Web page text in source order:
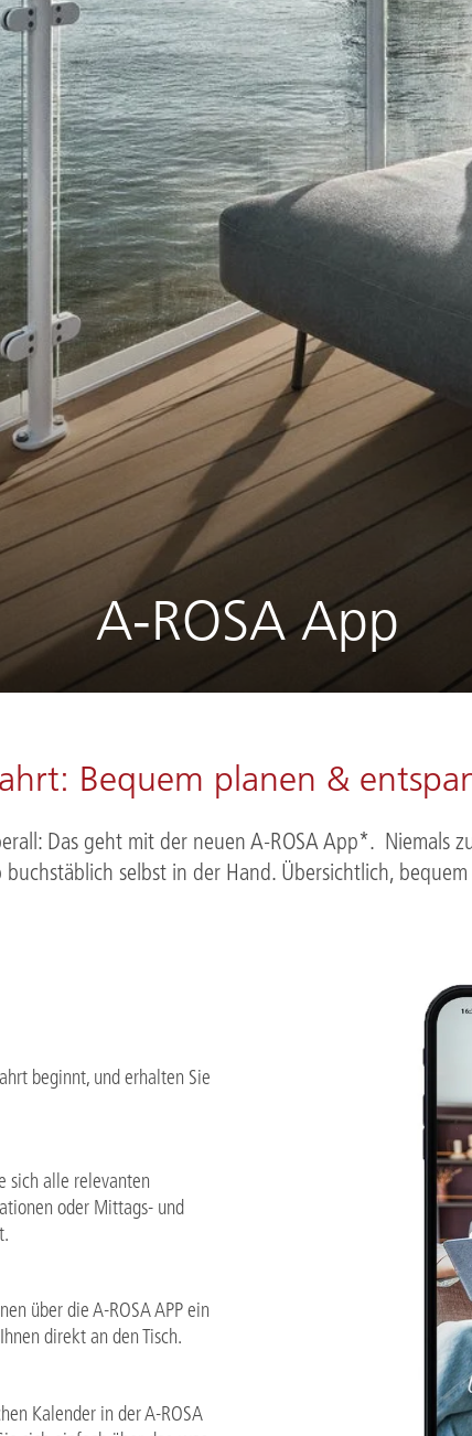
A-ROSA App
Bequem planen &
Das geht mit der neuen A-ROSA App*. Niemals
buchstäblich selbst in der Hand. Übersichtlich,
beginnt, und erhalten Sie
sich alle relevanten
oder Mittags- und
über die A-ROSA APP ein
direkt an den Tisch.
Kalender in der A-ROSA